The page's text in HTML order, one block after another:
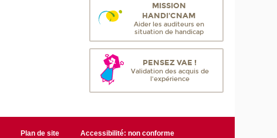
MISSION
HANDI'CNAM
Aider les auditeurs en
situation de handicap
PENSEZ VAE !
Validation des acquis de
l'expérience
Plan de site Accessibilité: non conforme